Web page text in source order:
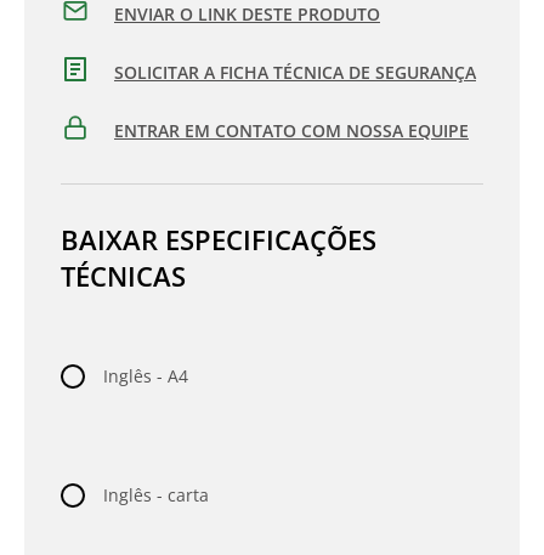
ENVIAR O LINK DESTE PRODUTO
SOLICITAR A FICHA TÉCNICA DE SEGURANÇA
ENTRAR EM CONTATO COM NOSSA EQUIPE
BAIXAR ESPECIFICAÇÕES
TÉCNICAS
Inglês - A4
Inglês - carta